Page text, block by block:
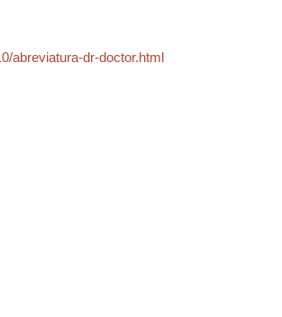
abreviatura-dr-doctor.html